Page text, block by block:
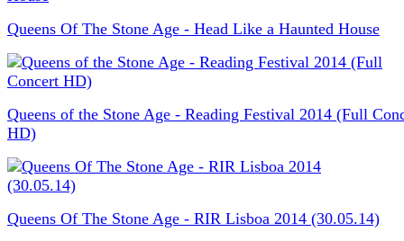
Queens Of The Stone Age - Head Like a Haunted House
Queens of the Stone Age - Reading Festival 2014 (Full
HD)
Queens Of The Stone Age - RIR Lisboa 2014 (30.05.14)